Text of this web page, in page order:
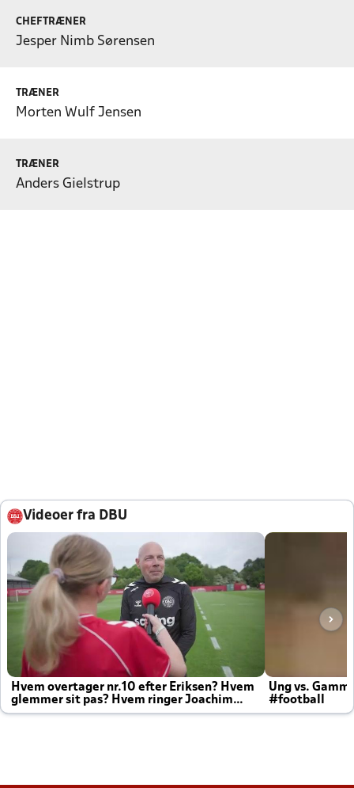
CHEFTRÆNER
Jesper Nimb Sørensen
TRÆNER
Morten Wulf Jensen
TRÆNER
Anders Gielstrup
Videoer fra DBU
Hvem overtager nr.10 efter Eriksen? Hvem
glemmer sit pas? Hvem ringer Joachim
altid til efter kampe?
Ung vs.
#football